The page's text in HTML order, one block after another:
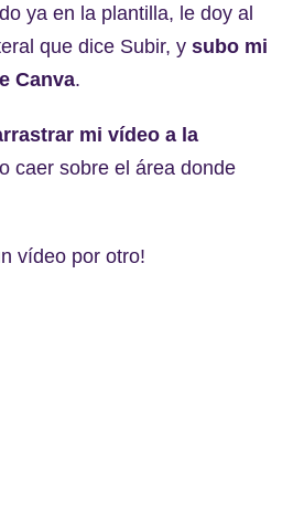
ya en la plantilla, le doy al
que dice Subir, y subo mi
Canva.
mi vídeo a la
caer sobre el área donde
vídeo por otro!